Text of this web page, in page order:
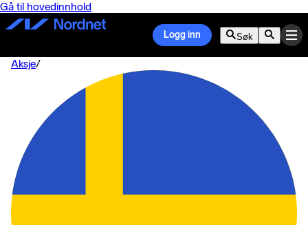
Gå til hovedinnhold
Logg inn Søk
Aksje/